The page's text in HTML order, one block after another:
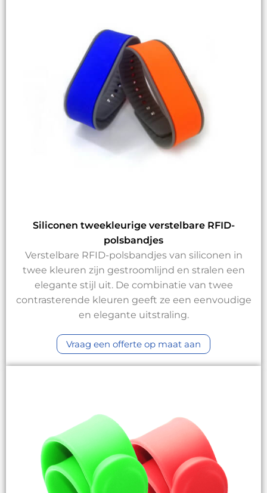
Siliconen tweekleurige verstelbare RFID-
polsbandjes
Verstelbare RFID-polsbandjes van siliconen in
twee kleuren zijn gestroomlijnd en stralen een
elegante stijl uit. De combinatie van twee
contrasterende kleuren geeft ze een eenvoudige
en elegante uitstraling.
Vraag een offerte op maat aan